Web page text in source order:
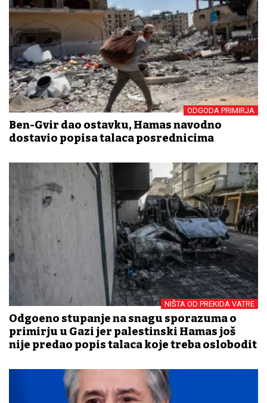
ODGODA PRIMIRJA
Ben-Gvir dao ostavku, Hamas navodno
dostavio popisa talaca posrednicima
NIŠTA OD PREKIDA VATRE
Odgođeno stupanje na snagu sporazuma o
primirju u Gazi jer palestinski Hamas još
nije predao popis talaca koje treba oslobodit